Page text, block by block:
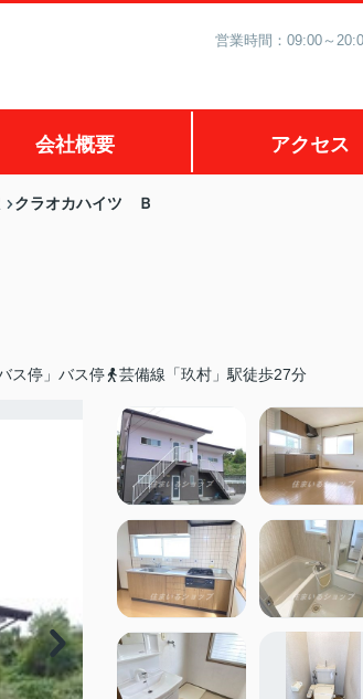
営業時間：09:00～
会社概要 アクセス
クラオカハイツ Ｂ
ス停」バス停 芸備線「玖村」駅徒歩27分